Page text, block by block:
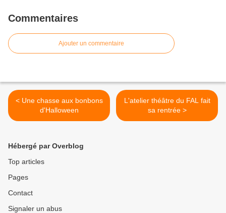
Commentaires
Ajouter un commentaire
< Une chasse aux bonbons
d'Halloween
L'atelier théâtre du FAL fait
sa rentrée >
Hébergé par Overblog
Top articles
Pages
Contact
Signaler un abus